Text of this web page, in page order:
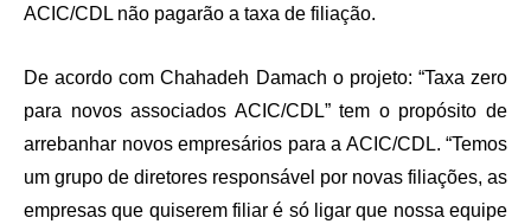
ACIC/CDL não pagarão a taxa de filiação.
De acordo com Chahadeh Damach o projeto: “Taxa zero
para novos associados ACIC/CDL” tem o propósito de
arrebanhar novos empresários para a ACIC/CDL. “Temos
um grupo de diretores responsável por novas filiações, as
empresas que quiserem filiar é só ligar que nossa equipe